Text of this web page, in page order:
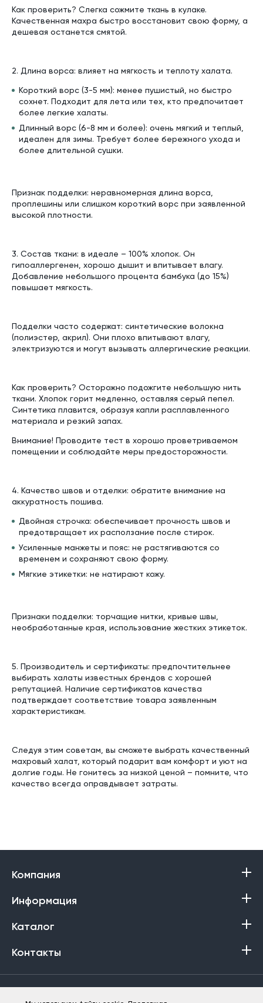
Как проверить? Слегка сожмите ткань в кулаке.
Качественная махра быстро восстановит свою форму, а
дешевая останется смятой.
2. Длина ворса: влияет на мягкость и теплоту халата.
Короткий ворс (3-5 мм): менее пушистый, но быстро
сохнет. Подходит для лета или тех, кто предпочитает
более легкие халаты.
Длинный ворс (6-8 мм и более): очень мягкий и теплый,
идеален для зимы. Требует более бережного ухода и
более длительной сушки.
Признак подделки: неравномерная длина ворса,
проплешины или слишком короткий ворс при заявленной
высокой плотности.
3. Состав ткани: в идеале – 100% хлопок. Он
гипоаллергенен, хорошо дышит и впитывает влагу.
Добавление небольшого процента бамбука (до 15%)
повышает мягкость.
Подделки часто содержат: синтетические волокна
(полиэстер, акрил). Они плохо впитывают влагу,
электризуются и могут вызывать аллергические реакции.
Как проверить? Осторожно подожгите небольшую нить
ткани. Хлопок горит медленно, оставляя серый пепел.
Синтетика плавится, образуя капли расплавленного
материала и резкий запах.
Внимание! Проводите тест в хорошо проветриваемом
помещении и соблюдайте меры предосторожности.
4. Качество швов и отделки: обратите внимание на
аккуратность пошива.
Двойная строчка: обеспечивает прочность швов и
предотвращает их расползание после стирок.
Усиленные манжеты и пояс: не растягиваются со
временем и сохраняют свою форму.
Мягкие этикетки: не натирают кожу.
Признаки подделки: торчащие нитки, кривые швы,
необработанные края, использование жестких этикеток.
5. Производитель и сертификаты: предпочтительнее
выбирать халаты известных брендов с хорошей
репутацией. Наличие сертификатов качества
подтверждает соответствие товара заявленным
характеристикам.
Следуя этим советам, вы сможете выбрать качественный
махровый халат, который подарит вам комфорт и уют на
долгие годы. Не гонитесь за низкой ценой – помните, что
качество всегда оправдывает затраты.
Компания
Информация
Каталог
Контакты